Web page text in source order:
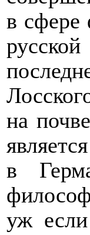
в сфере
на
в
уж